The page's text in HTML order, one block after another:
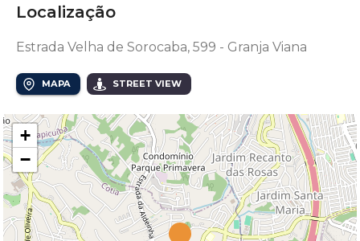
Localização
Estrada Velha de Sorocaba, 599 - Granja Viana
MAPA STREET VIEW
+
−